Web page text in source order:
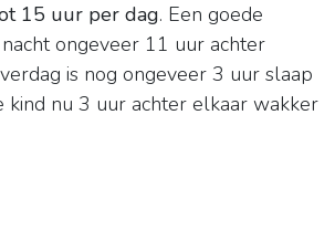
15 uur per dag. Een goede
ongeveer 11 uur achter
is nog ongeveer 3 uur slaap
kind nu 3 uur achter elkaar wakker